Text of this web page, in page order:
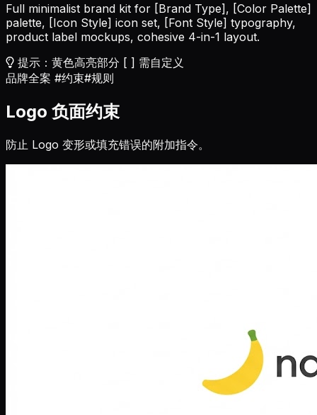
Full minimalist brand kit for [Brand Type], [Color Palette]
palette, [Icon Style] icon set, [Font Style] typography,
product label mockups, cohesive 4-in-1 layout.
提示：黄色高亮部分 [ ] 需自定义
品牌全案 #约束#规则
Logo 负面约束
防止 Logo 变形或填充错误的附加指令。